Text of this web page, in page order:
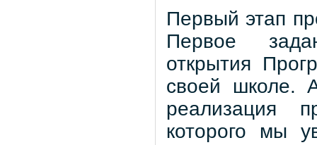
Первый этап
Первое
открытия
своей школе.
реализация
которого мы